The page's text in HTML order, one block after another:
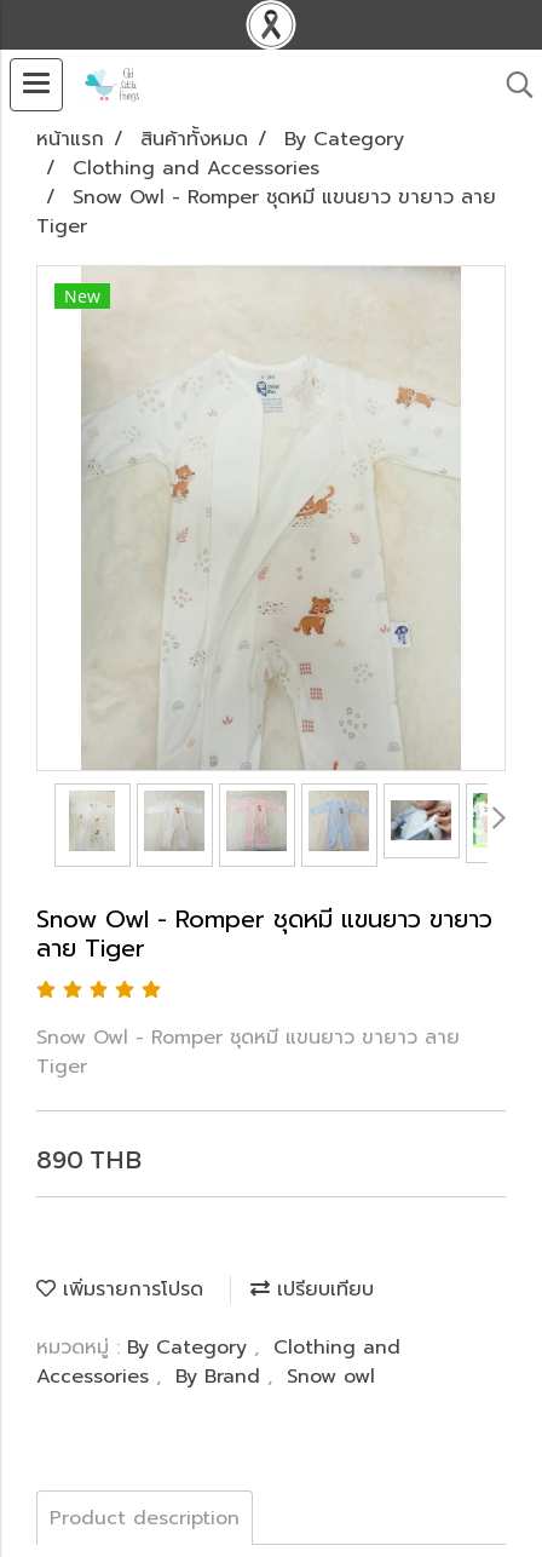
หน้าแรก สินค้าทั้งหมด
By Category
Clothing and Accessories
Snow Owl - Romper ชุดหมี แขนยาว ขายาว ลาย
Tiger
New
Snow Owl - Romper ชุดหมี แขนยาว ขายาว
ลาย Tiger
Snow Owl - Romper ชุดหมี แขนยาว ขายาว ลาย
Tiger
890 THB
เพิ่มรายการโปรด
เปรียบเทียบ
หมวดหมู่ : By Category , Clothing and
Accessories , By Brand , Snow owl
Product description